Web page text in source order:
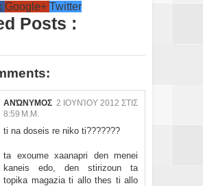
Google+ Twitter
Posts :
ΑΝΏΝΥΜΟΣ 2 ΙΟΥΝΊΟΥ 2012 ΣΤΙΣ
8:59 Μ.Μ.
ti na doseis re niko ti???????
ta exoume xaanapri den menei
kaneis edo, den stirizoun ta
topika magazia ti allo thes ti allo